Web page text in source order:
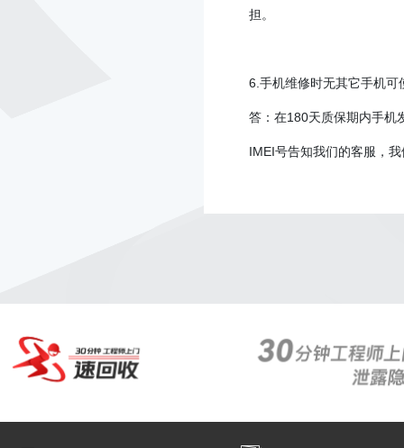
担。
6. 手机维修时无其它手机可
答：在180天质保期内手机
IMEI号告知我们的客服，